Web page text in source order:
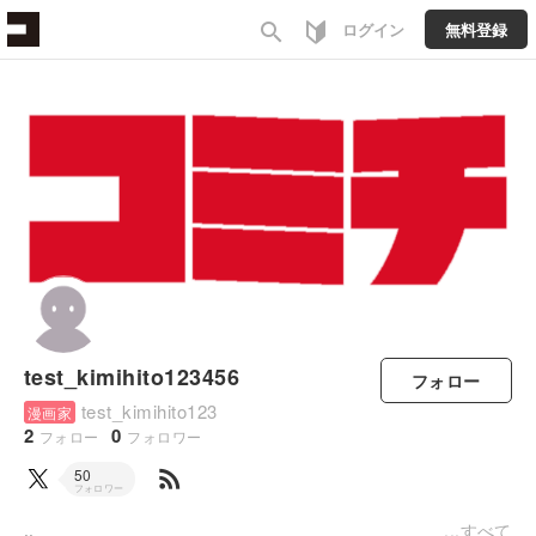
search ログイン 無料登録
test_kimihito123456
漫画家 test_kimihito123
2 フォロー 0 フォロワー
フォロー
50
フォロワー rss_feed
,, すべて